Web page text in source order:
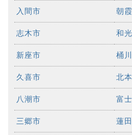
入間市 朝
志木市 和
新座市 桶
久喜市 北
八潮市 富
三郷市 蓮